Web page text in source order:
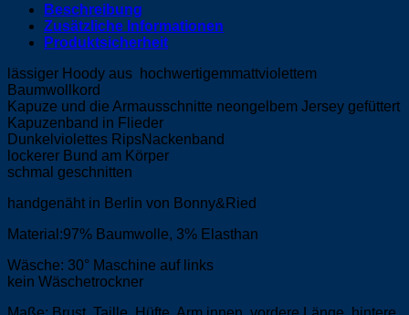
Beschreibung
Zusätzliche Informationen
Produktsicherheit
lässiger Hoody aus hochwertigemmattviolettem
Baumwollkord
Kapuze und die Armausschnitte neongelbem Jersey gefüttert
Kapuzenband in Flieder
Dunkelviolettes RipsNackenband
lockerer Bund am Körper
schmal geschnitten
handgenäht in Berlin von Bonny&Ried
Material:97% Baumwolle, 3% Elasthan
Wäsche: 30° Maschine auf links
kein Wäschetrockner